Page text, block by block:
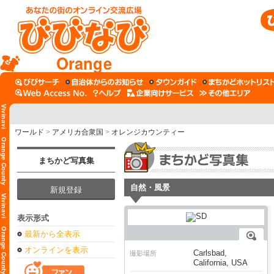
Orange
ワールド > アメリカ合衆国 > オレンジカウンティー
まちかど写真集
新規登録
表示形式
最新から全表示
オンラインを表示
自然・風景
撮影場所
Carlsbad,
California, USA